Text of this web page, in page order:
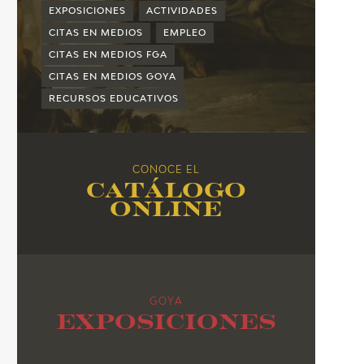
2015
2014
2013
2012
2011
2010
EXPOSICIONES ACTIVIDADES
CITAS EN MEDIOS EMPLEO
CITAS EN MEDIOS FGA
CITAS EN MEDIOS GOYA
RECURSOS EDUCATIVOS
CONOCE EL
Catálogo
online
GOYA
Exposiciones